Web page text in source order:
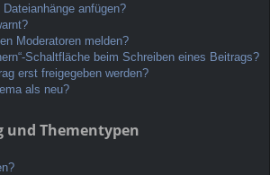
anfügen?
Moderatoren melden?
Schaltfläche beim Schreiben eines Beitrags?
erst freigegeben werden?
als neu?
Thementypen